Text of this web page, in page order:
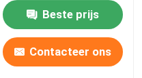
Beste prijs
Contacteer ons